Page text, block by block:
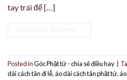
tay trái để […]
Posted inGóc Phật tử - chia sẻ điều hay
dài cách tân đi lễ,áo dài cách tân phật tử,